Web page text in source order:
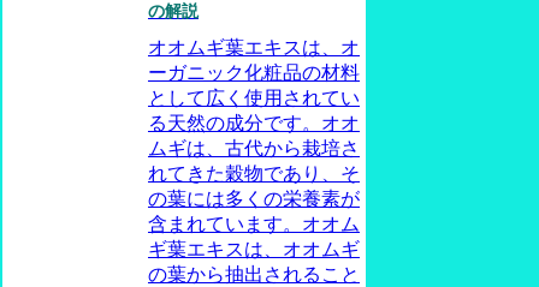
の解説
オオムギ葉エキスは、オ
ーガニック化粧品の材料
として広く使用されてい
る天然の成分です。オオ
ムギは、古代から栽培さ
れてきた穀物であり、そ
の葉には多くの栄養素が
含まれています。オオム
ギ葉エキスは、オオムギ
の葉から抽出されること